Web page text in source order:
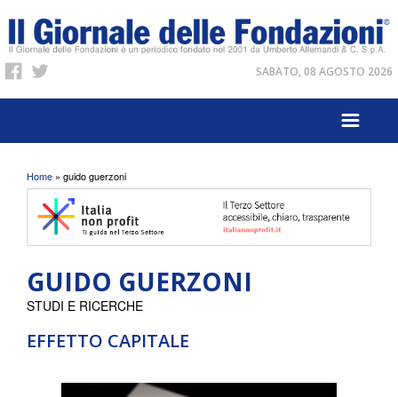
SABATO, 08 AGOSTO 2026
Tu sei qui
Home » guido guerzoni
GUIDO GUERZONI
EFFETTO CAPITALE
STUDI E RICERCHE